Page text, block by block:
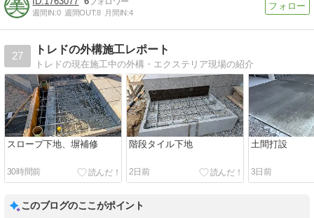
週間IN:0 週間OUT:8 月間IN:4
27
トレドの外構施工レポート
トレドの現在施工中の外構・エクステリア現場の紹介
スロープ下地、塀補修
30時間前
階段タイル下地
2日前
土間打設
3日前
このブログのここがポイント